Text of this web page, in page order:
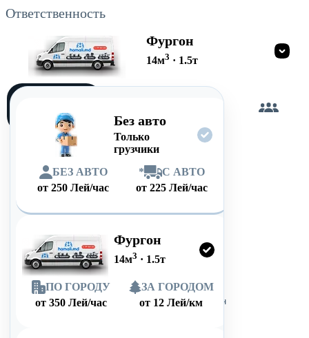
Ответственность
Фургон
14м3 · 1.5т
Без авто
Только
грузчики
БЕЗ АВТО
от250 Лей/час
*
С АВТО
от 225 Лей/час
Фургон
14м3 · 1.5т
ПО ГОРОДУ
от 350 Лей/час
ЗА ГОРОДОМ
от 12 Лей/км